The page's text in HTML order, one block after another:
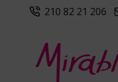
210 82 21 206